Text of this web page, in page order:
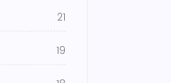
21
19